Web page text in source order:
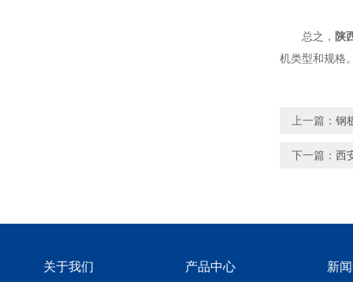
总之， 陕
机类型和规格
上一篇： 钢
下一篇： 西
关于我们 产品中心 新